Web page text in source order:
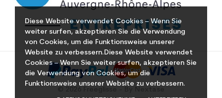
Diese Website verwendet Cookies – Wenn Sie
weiter surfen, akzeptieren Sie die Verwendung
von Cookies, um die Funktionsweise unserer
Website zu verbessern.Diese Website verwendet
Cookies – Wenn Sie weiter surfen, akzeptieren Sie
die Verwendung von Cookies, um die
Funktionsweise unserer Website zu verbessern.